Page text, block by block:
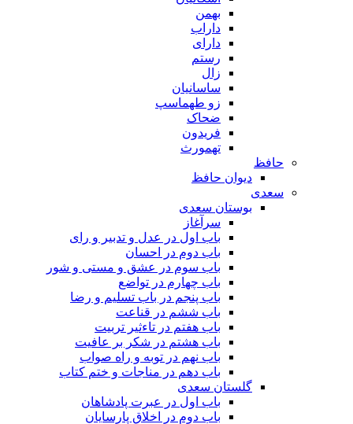
بهمن
داراب
دارای
رستم
زال
ساسانیان
زو طهماسپ‏
ضحاک
فریدون
تهمورث
حافظ
دیوان حافظ
سعدی
بوستان سعدی
سرآغاز
باب اول در عدل و تدبیر و رای
باب دوم در احسان
باب سوم در عشق و مستی و شور
باب چهارم در تواضع
باب پنجم در باب تسلیم و رضا
باب ششم در قناعت
باب هفتم در تاءثیر تربیت
باب هشتم در شکر بر عافیت
باب نهم در توبه و راه صواب
باب دهم در مناجات و ختم کتاب
گلستان سعدی
باب اول در عبرت پادشاهان
باب دوم در اخلاق پارسایان